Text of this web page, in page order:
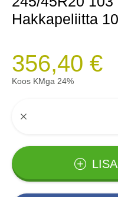
Hakkapeliitta
356,40 €
Koos KMga 24%